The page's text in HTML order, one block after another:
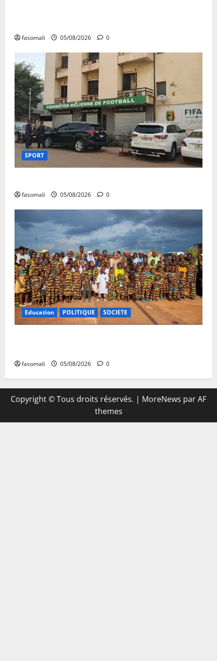
fasomali 05/08/2026 0
SPORT
fasomali 05/08/2026 0
Education POLITIQUE SOCIETE
fasomali 05/08/2026 0
Copyright © Tous droits réservés. | MoreNews par AF
themes